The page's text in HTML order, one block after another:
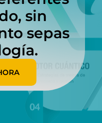
sin
sepas